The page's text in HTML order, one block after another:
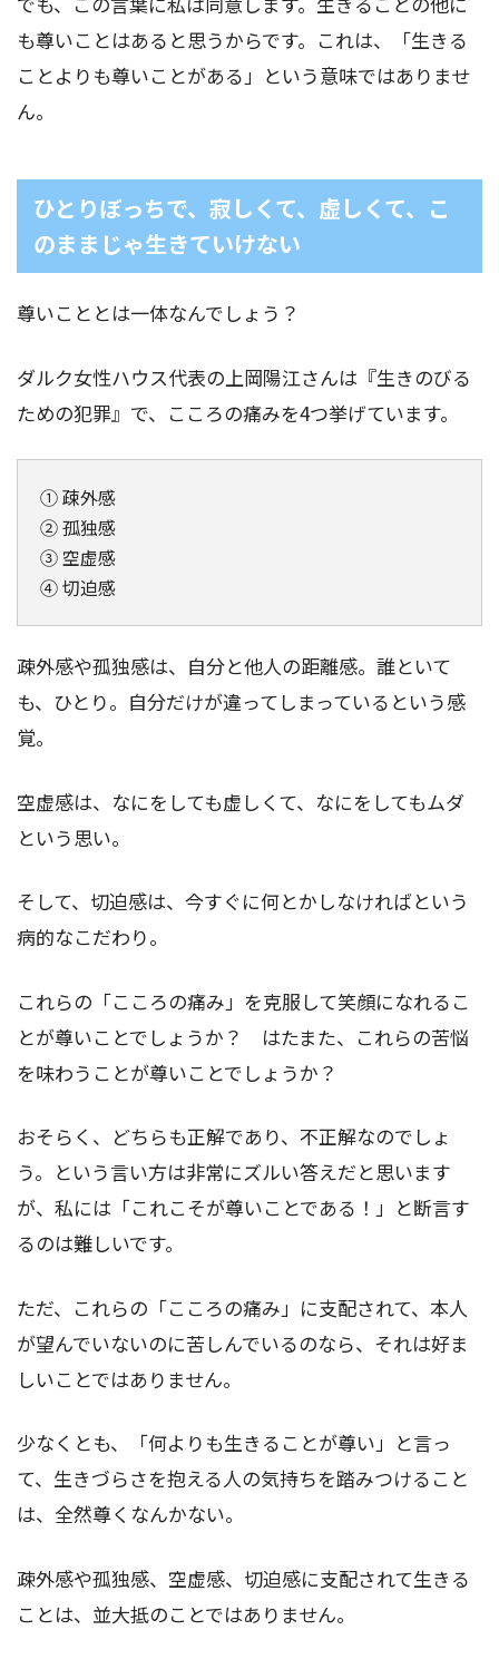
も尊いことはあると思うからです。これは、「生きる
ことよりも尊いことがある」という意味ではありませ
ん。
ひとりぼっちで、寂しくて、虚しくて、こ
のままじゃ生きていけない
尊いこととは一体なんでしょう？
ダルク女性ハウス代表の上岡陽江さんは『生きのびる
ための犯罪』で、こころの痛みを4つ挙げています。
① 疎外感
② 孤独感
③ 空虚感
④ 切迫感
疎外感や孤独感は、自分と他人の距離感。誰といて
も、ひとり。自分だけが違ってしまっているという感
覚。
空虚感は、なにをしても虚しくて、なにをしてもムダ
という思い。
そして、切迫感は、今すぐに何とかしなければという
病的なこだわり。
これらの「こころの痛み」を克服して笑顔になれるこ
とが尊いことでしょうか？ はたまた、これらの苦悩
を味わうことが尊いことでしょうか？
おそらく、どちらも正解であり、不正解なのでしょ
う。という言い方は非常にズルい答えだと思います
が、私には「これこそが尊いことである！」と断言す
るのは難しいです。
ただ、これらの「こころの痛み」に支配されて、本人
が望んでいないのに苦しんでいるのなら、それは好ま
しいことではありません。
少なくとも、「何よりも生きることが尊い」と言っ
て、生きづらさを抱える人の気持ちを踏みつけること
は、全然尊くなんかない。
疎外感や孤独感、空虚感、切迫感に支配されて生きる
ことは、並大抵のことではありません。